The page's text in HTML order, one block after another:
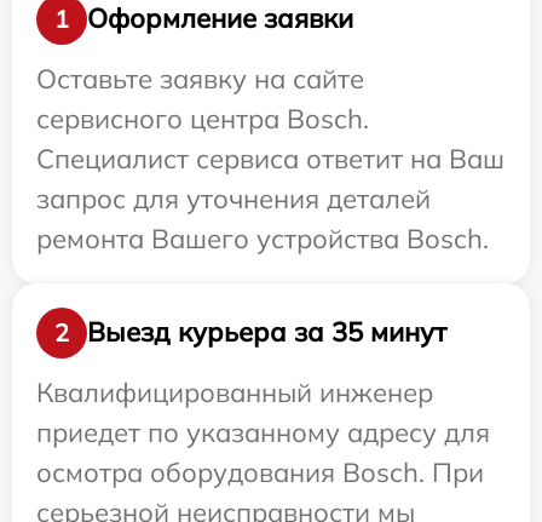
1
Оформление заявки
Оставьте заявку на сайте
сервисного центра Bosch.
Специалист сервиса ответит на Ваш
запрос для уточнения деталей
ремонта Вашего устройства Bosch.
2
Выезд курьера за 35 минут
Квалифицированный инженер
приедет по указанному адресу для
осмотра оборудования Bosch. При
серьезной неисправности мы